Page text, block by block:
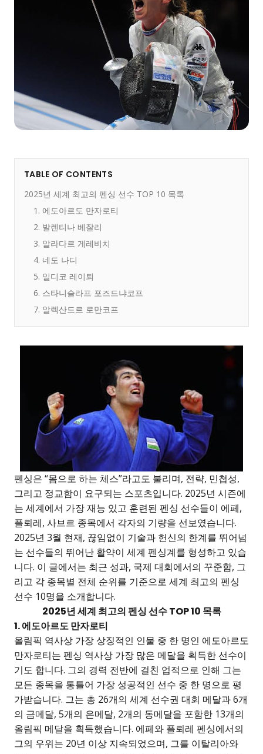
TABLE OF CONTENTS
2025년 세계 최고의 펜싱 선수 TOP 10 목록
1. 에도아르도 만자로티
2. 발렌티나 베잘리
3. 알라다르 게레비치
4. 네도 나디
5. 일디코 레이퇴
6. 스타니슬라프 포즈드냐코프
7. 알렉산드르 로만코프
펜싱은 “몸으로 하는 체스”라고도 불리며, 전략, 민첩성,
그리고 정교함이 요구되는 스포츠입니다. 2025년 시즌에
는 세계에서 가장 재능 있고 훈련된 펜싱 선수들이 에페,
플뢰레, 사브르 종목에서 각자의 기량을 선보였습니다.
2025년 3월 현재, 끊임없이 기술과 헌신의 한계를 뛰어넘
는 선수들의 뛰어난 활약이 세계 펜싱계를 형성하고 있습
니다. 이 글에서는 최근 성과, 국제 대회에서의 꾸준함, 그
리고 각 종목별 전체 순위를 기준으로 세계 최고의 펜싱
선수 10명을 소개합니다.
2025년 세계 최고의 펜싱 선수 TOP 10 목록
1. 에도아르도 만자로티
올림픽 역사상 가장 상징적인 인물 중 한 명인 에도아르도
만자로티는 펜싱 역사상 가장 많은 메달을 획득한 선수이
기도 합니다. 그의 경력 전반에 걸친 업적으로 인해 그는
모든 종목을 통틀어 가장 성공적인 선수 중 한 명으로 평
가받습니다. 그는 총 26개의 세계 선수권 대회 메달과 6개
의 금메달, 5개의 은메달, 2개의 동메달을 포함한 13개의
올림픽 메달을 획득했습니다. 에페와 플뢰레 펜싱에서의
그의 우위는 20년 이상 지속되었으며, 그를 이탈리아와